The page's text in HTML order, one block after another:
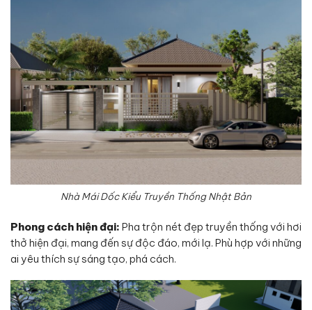
Nhà Mái Dốc Kiểu Truyền Thống Nhật Bản
Phong cách hiện đại: Pha trộn nét đẹp truyền thống với hơi
thở hiện đại, mang đến sự độc đáo, mới lạ. Phù hợp với những
ai yêu thích sự sáng tạo, phá cách.